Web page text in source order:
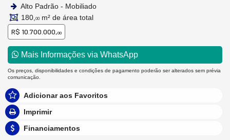
Alto Padrão - Mobiliado
180, 00 m² de área total
R$ 10.700.000,00
Mais Informações via WhatsApp
Os preços, disponibilidades e condições de pagamento poderão ser alterados sem prévia
comunicação.
Adicionar aos Favoritos
Imprimir
Financiamentos